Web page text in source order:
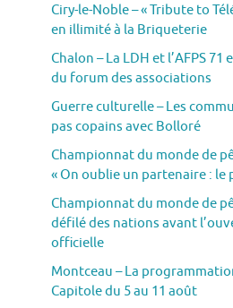
Ciry-le-Noble – « Tribute to
en illimité à la Briqueterie
Chalon – La LDH et l’AFPS 71
du forum des associations
Guerre culturelle – Les
pas copains avec Bolloré
Championnat du monde de
« On oublie un partenaire : le
Championnat du monde de
défilé des nations avant
officielle
Montceau – La
Capitole du 5 au 11 août